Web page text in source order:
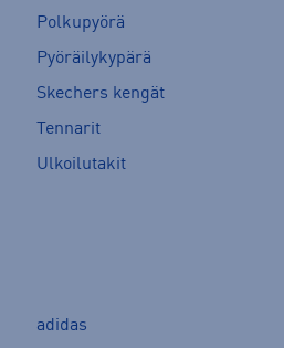
Polkupyörä
Pyöräilykypärä
Skechers kengät
Tennarit
Ulkoilutakit
adidas